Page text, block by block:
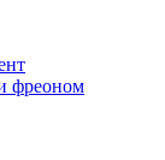
фреоном